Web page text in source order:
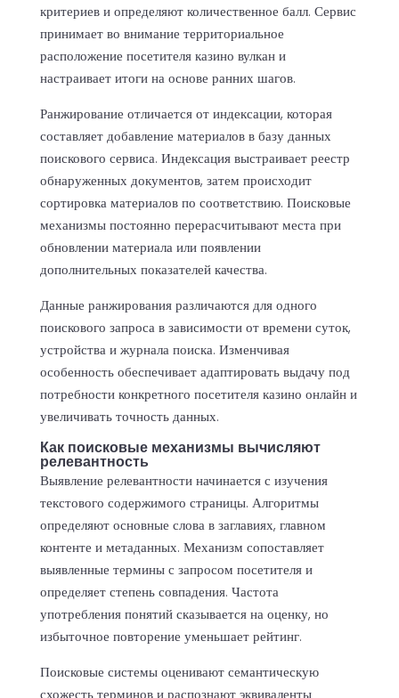
критериев и определяют количественное балл. Сервис
принимает во внимание территориальное
расположение посетителя казино вулкан и
настраивает итоги на основе ранних шагов.
Ранжирование отличается от индексации, которая
составляет добавление материалов в базу данных
поискового сервиса. Индексация выстраивает реестр
обнаруженных документов, затем происходит
сортировка материалов по соответствию. Поисковые
механизмы постоянно перерасчитывают места при
обновлении материала или появлении
дополнительных показателей качества.
Данные ранжирования различаются для одного
поискового запроса в зависимости от времени суток,
устройства и журнала поиска. Изменчивая
особенность обеспечивает адаптировать выдачу под
потребности конкретного посетителя казино онлайн и
увеличивать точность данных.
Как поисковые механизмы вычисляют
релевантность
Выявление релевантности начинается с изучения
текстового содержимого страницы. Алгоритмы
определяют основные слова в заглавиях, главном
контенте и метаданных. Механизм сопоставляет
выявленные термины с запросом посетителя и
определяет степень совпадения. Частота
употребления понятий сказывается на оценку, но
избыточное повторение уменьшает рейтинг.
Поисковые системы оценивают семантическую
схожесть терминов и распознают эквиваленты